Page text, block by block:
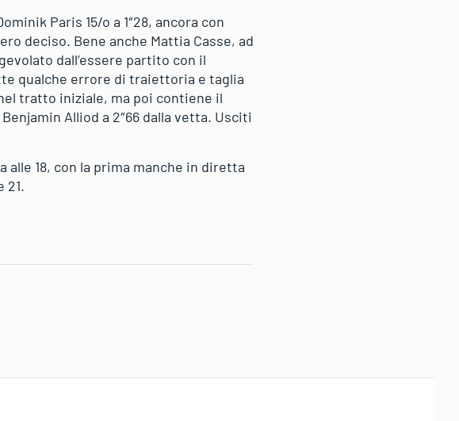
Paris 15/o a 1″28, ancora con
deciso. Bene anche Mattia Casse, ad
dall’essere partito con il
qualche errore di traiettoria e taglia
tratto iniziale, ma poi contiene il
Alliod a 2″66 dalla vetta. Usciti
18, con la prima manche in diretta
21.